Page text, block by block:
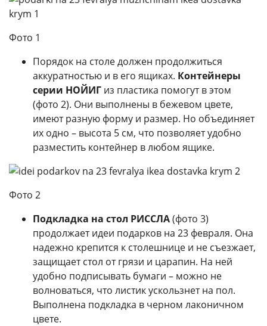
Фото 1
Порядок на столе должен продолжиться
аккуратностью и в его ящиках. Контейнеры
серии НОЙИГ из пластика помогут в этом
(фото 2). Они выполнены в бежевом цвете,
имеют разную форму и размер. Но объединяет
их одно – высота 5 см, что позволяет удобно
разместить контейнер в любом ящике.
Фото 2
Подкладка на стол РИССЛА(фото 3)
продолжает идеи подарков на 23 февраля. Она
надежно крепится к столешнице и не съезжает,
защищает стол от грязи и царапин. На ней
удобно подписывать бумаги – можно не
волноваться, что листик ускользнет на пол.
Выполнена подкладка в черном лаконичном
цвете.